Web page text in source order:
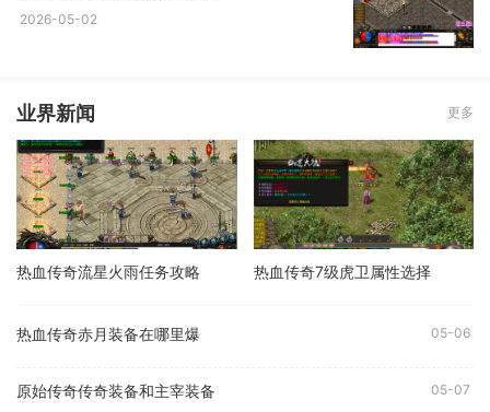
2026-05-02
业界新闻 更多
热血传奇流星火雨任务攻略 热血传奇7级虎卫属性选择
热血传奇赤月装备在哪里爆 05-06
原始传奇传奇装备和主宰装备 05-07